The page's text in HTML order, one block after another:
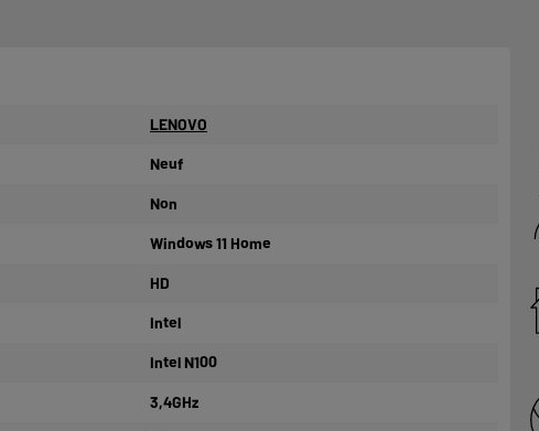
LENOVO
Neuf
Non
Windows 11 Home
HD
Intel
Intel N100
3,4GHz